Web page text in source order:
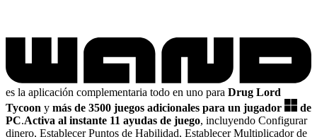
es la aplicación complementaria todo en uno para Drug Lord
Tycoon y más de 3500 juegos adicionales para un jugador
de
PC.Activa al instante 11 ayudas de juego, incluyendo Configurar
dinero, Establecer Puntos de Habilidad, Establecer Multiplicador de